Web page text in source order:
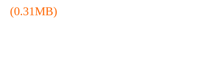
(0.31MB)